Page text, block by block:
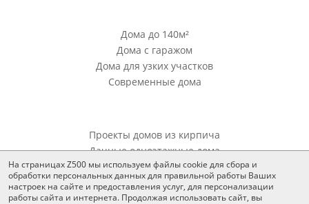
Дома до 140м²
Дома с гаражом
Дома для узких участков
Современные дома
Проекты домов из кирпича
Дачные одноэтажные дома
Дополнения
На страницах Z500 мы используем файлы cookie для сбора и
обработки персональных данных для правильной работы Ваших
настроек на сайте и предоставления услуг, для персонализации
работы сайта и интернета. Продолжая использовать сайт, вы